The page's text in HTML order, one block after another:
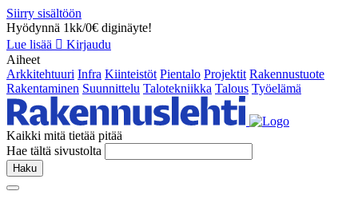
Siirry sisältöön
Hyödynnä 1kk/0€ diginäyte!
Lue lisää
Kirjaudu
Aiheet
Arkkitehtuuri Infra Kiinteistöt Pientalo Projektit Rakennustuote
Rakentaminen Suunnittelu Talotekniikka Talous Työelämä
Kaikki mitä tietää pitää
Hae tältä sivustolta
Haku